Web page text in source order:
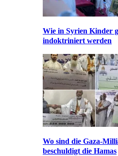
Wie in Syrien Kinder
indoktriniert werden
Wo sind die Gaza-
beschuldigt die Hamas